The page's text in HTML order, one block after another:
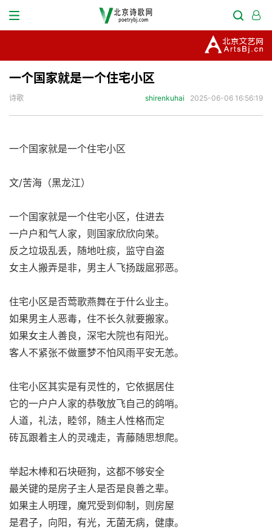
一个国家就是一个住宅小区
诗歌 shirenkuhai 2025-06-06 16:56:19
一个国家就是一个住宅小区
文/苦海（黑龙江）
一个国家就是一个住宅小区，住进去
一户户和气人家，则国家欣欣向荣。
反之垃圾乱丢，随地吐痰，监守自盗
女主人搬弄是非，男主人飞扬跋扈邪恶。
住宅小区是否莺歌燕舞在于什么业主。
如果男主人恶毒，住不长久就要搬家。
如果女主人善良，深宅大院也有阳光。
客人不紧张不做噩梦不怕风雨平安无恙。
住宅小区其实是有灵性的，它依据居住
它的一户户人家的恭敬放飞自己的鸽哨。
人道，礼法，睦邻，随主人性格而定
砖瓦跟着主人的灵魂走，青藤随思想爬。
举起木棒和石块砸狗，这都不够安全
最关键的是房子主人是否是良善之辈。
如果主人明理，魔咒受到仰制，则房屋
是君子，向阳，有光，无菌无病，健康。